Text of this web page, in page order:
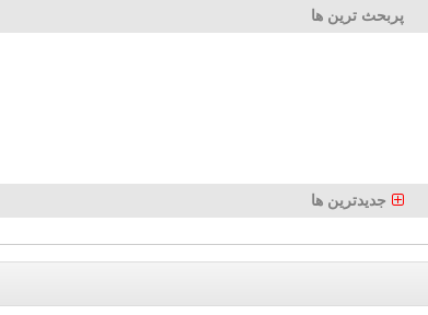
پربحث ترین ها
جدیدترین ها